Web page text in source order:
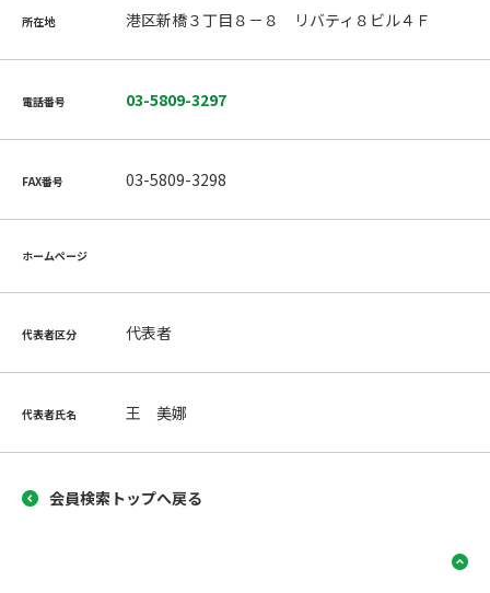
所在地 港区新橋３丁目８－８ リバティ８ビル４Ｆ
電話番号 03-5809-3297
FAX番号 03-5809-3298
ホームページ
代表者区分 代表者
代表者氏名 王 美娜
会員検索トップへ戻る